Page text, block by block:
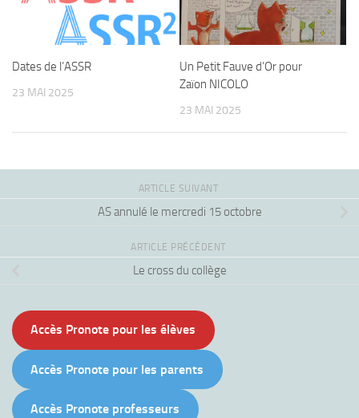
Dates de l’ASSR
23 MAI 2025
Un Petit Fauve d’Or pour
Zaïon NICOLO
23 MAI 2025
ARTICLE SUIVANT
AS annulé le mercredi 15 octobre
ARTICLE PRÉCÉDENT
Le cross du collège
Accès Pronote pour les élèves
Accès Pronote pour les parents
Accès Pronote professeurs